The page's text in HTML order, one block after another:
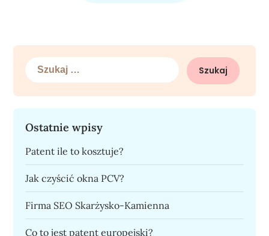
Szukaj:
Ostatnie wpisy
Patent ile to kosztuje?
Jak czyścić okna PCV?
Firma SEO Skarżysko-Kamienna
Co to jest patent europejski?